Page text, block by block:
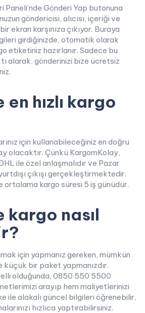
Gönderi Yap butonuna
göndericisi, alıcısı, içeriği ve
ekran karşınıza çıkıyor. Buraya
girdiğinizde, otomatik olarak
etiketiniz hazırlanır. Sadece bu
alarak, gönderinizi bize ücretsiz
en hızlı kargo
için kullanabileceğiniz en doğru
olacaktır. Çünkü KargomKolay,
ile özel anlaşmalıdır ve Pazar
çıkışı gerçekleştirmektedir.
ortalama kargo süresi 5 iş günüdür.
kargo nasıl
için yapmanız gereken, mümkün
bir paket yapmanızdır.
olduğunda, 0850 550 5500
arayıp hem maliyetlerinizi
ile alakalı güncel bilgileri öğrenebilir,
hızlıca yaptırabilirsiniz.